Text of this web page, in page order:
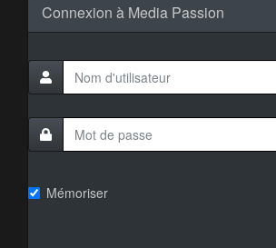
Connexion à Media Passion
Mémoriser